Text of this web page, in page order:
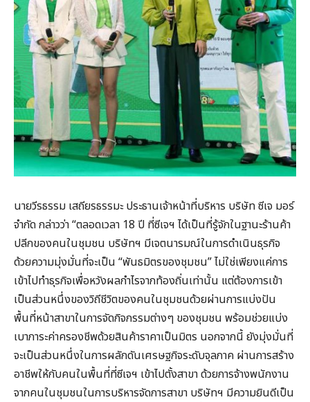
นายวีรธรรม เสถียรธรรมะ ประธานเจ้าหน้าที่บริหาร บริษัท ซีเจ มอร์
จำกัด กล่าวว่า “ตลอดเวลา 18 ปี ที่ซีเจฯ ได้เป็นที่รู้จักในฐานะร้านค้า
ปลีกของคนในชุมชน บริษัทฯ มีเจตนารมณ์ในการดำเนินธุรกิจ
ด้วยความมุ่งมั่นที่จะเป็น “พันธมิตรของชุมชน” ไม่ใช่เพียงแค่การ
เข้าไปทำธุรกิจเพื่อหวังผลกำไรจากท้องถิ่นเท่านั้น แต่ต้องการเข้า
เป็นส่วนหนึ่งของวิถีชีวิตของคนในชุมชนด้วยผ่านการแบ่งปัน
พื้นที่หน้าสาขาในการจัดกิจกรรมต่างๆ ของชุมชน พร้อมช่วยแบ่ง
เบาภาระค่าครองชีพด้วยสินค้าราคาเป็นมิตร นอกจากนี้ ยังมุ่งมั่นที่
จะเป็นส่วนหนึ่งในการผลักดันเศรษฐกิจระดับจุลภาค ผ่านการสร้าง
อาชีพให้กับคนในพื้นที่ที่ซีเจฯ เข้าไปตั้งสาขา ด้วยการจ้างพนักงาน
จากคนในชุมชนในการบริหารจัดการสาขา บริษัทฯ มีความยินดีเป็น